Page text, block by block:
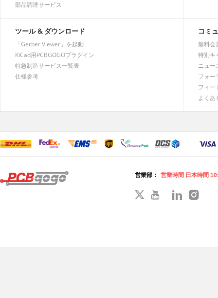
部品調達サービス
ツール & ダウンロード
「Gerber Viewer」を起動
KiCad用PCBGOGOプラグイン
特急制造サービス一覧表
仕様参考
コミ
無料会
特別キ
ニュー
フォー
フィー
よくあ
営業部： 営業時間 日本時間